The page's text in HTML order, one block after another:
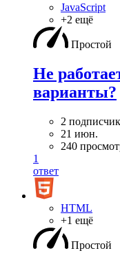
JavaScript
+2 ещё
Простой
Не
варианты?
2
21 июн.
240
1
ответ
HTML
+1 ещё
Простой